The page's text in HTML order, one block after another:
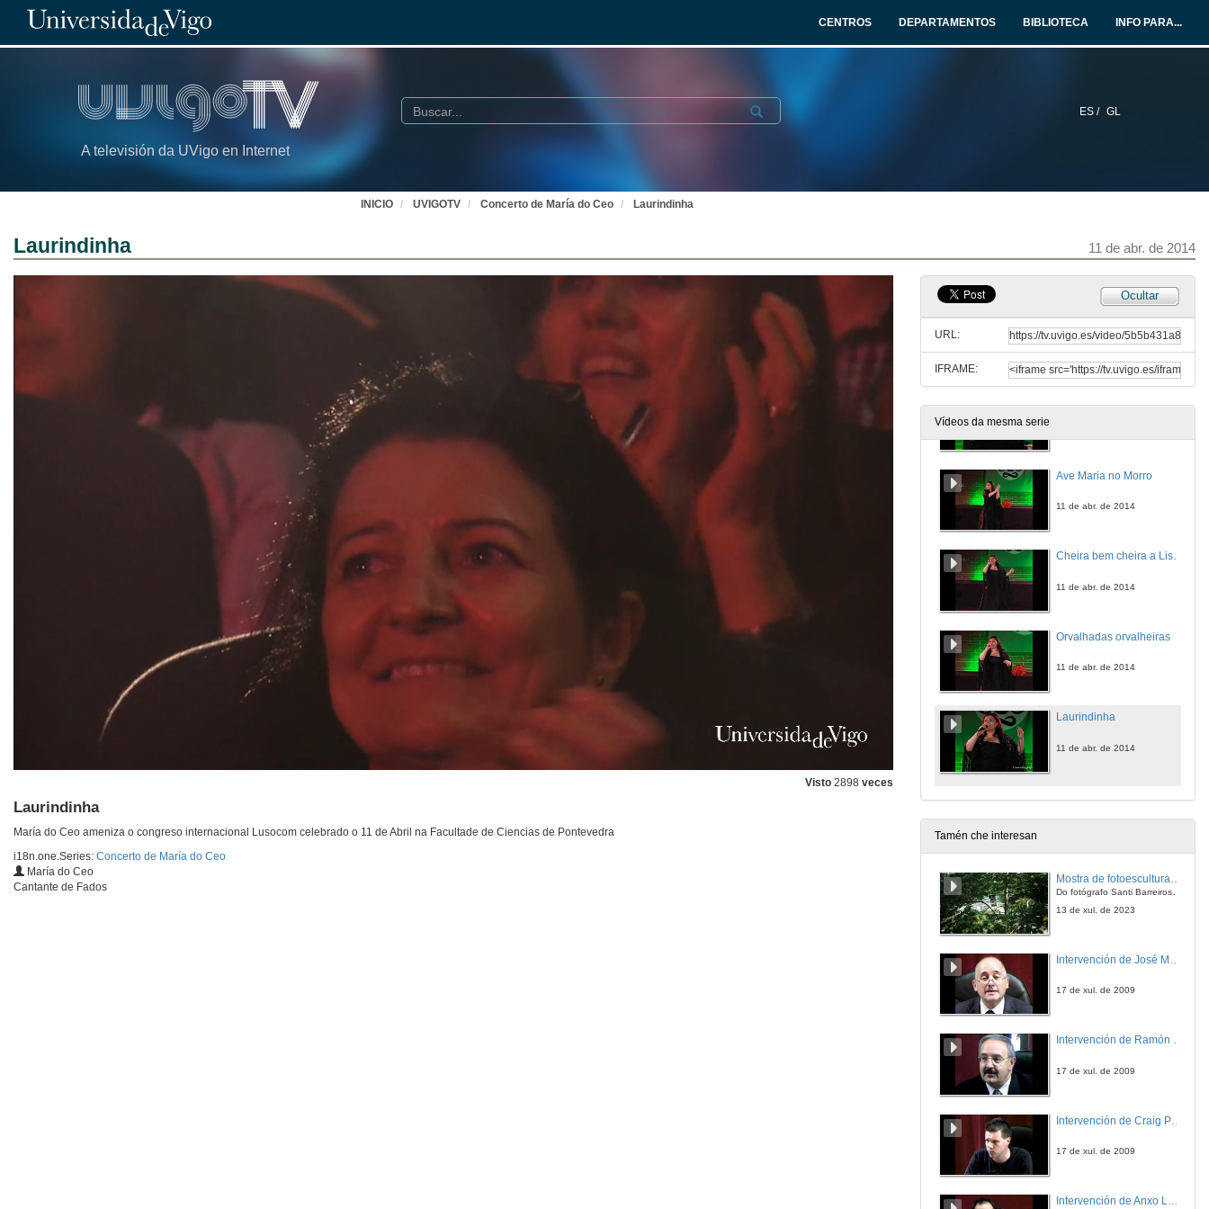
CENTROS DEPARTAMENTOS BIBLIOTECA INFO PARA...
A televisión da UVigo en Internet
ES / GL
Buscar Submit
INICIO UVIGOTV Concerto de María do Ceo Laurindinha
Laurindinha 11 de abr. de 2014
Visto 2898 veces
Laurindinha
María do Ceo ameniza o congreso internacional Lusocom celebrado o 11 de Abril na Facultade de Ciencias de Pontevedra
i18n.one.Series: Concerto de María do Ceo
María do Ceo
Cantante de Fados
Ocultar
URL:
IFRAME:
Vídeos da mesma serie
11 de abr. de 2014
11 de abr. de 2014
Ave Maria no Morro
11 de abr. de 2014
Cheira bem cheira a Lisboa
11 de abr. de 2014
Orvalhadas orvalheiras
11 de abr. de 2014
Laurindinha
11 de abr. de 2014
Tamén che interesan
Mostra de fotoesculturas Overtraz
Do fotógrafo Santi Barreiros e o escultor Nito Contreras.
13 de xul. de 2023
17 de xul. de 2009
Intervención de Ramón Villlares
17 de xul. de 2009
17 de xul. de 2009
Intervención de Anxo Lorenzo